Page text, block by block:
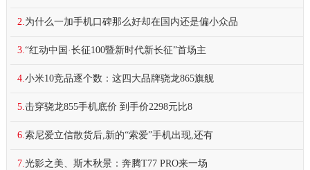
2.为什么一加手机口碑那么好却在国内还是偏小众品
3.“红动中国·长征100暨新时代新长征”首场主
4.小米10竞品逐个数：这四大品牌骁龙865旗舰
5.击穿骁龙855手机底价 到手价2298元比8
6.索尼爱立信散货后,新的“索爱”手机出现,还有
7.光影之美、斯木秋景：奔腾T77 PRO来一场